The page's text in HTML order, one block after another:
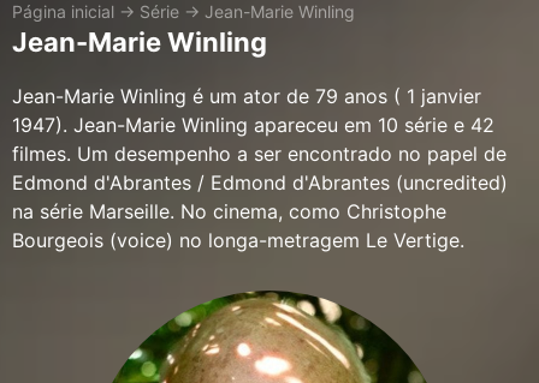
Página inicial → Série → Jean-Marie Winling
Jean-Marie Winling
Jean-Marie Winling é um ator de 79 anos ( 1 janvier
1947). Jean-Marie Winling apareceu em 10 série e 42
filmes. Um desempenho a ser encontrado no papel de
Edmond d'Abrantes / Edmond d'Abrantes (uncredited)
na série Marseille. No cinema, como Christophe
Bourgeois (voice) no longa-metragem Le Vertige.